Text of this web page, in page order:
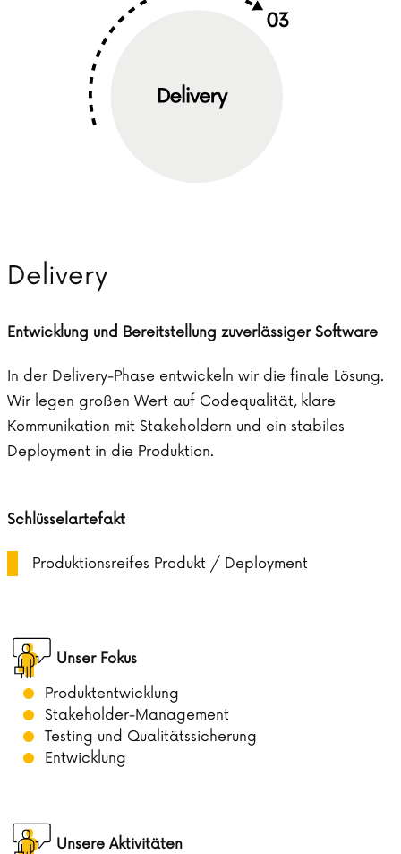
Delivery
Entwicklung und Bereitstellung zuverlässiger Software
In der Delivery-Phase entwickeln wir die finale Lösung.
Wir legen großen Wert auf Codequalität, klare
Kommunikation mit Stakeholdern und ein stabiles
Deployment in die Produktion.
Schlüsselartefakt
Produktionsreifes Produkt / Deployment
Unser Fokus
Produktentwicklung
Stakeholder-Management
Testing und Qualitätssicherung
Entwicklung
Unsere Aktivitäten